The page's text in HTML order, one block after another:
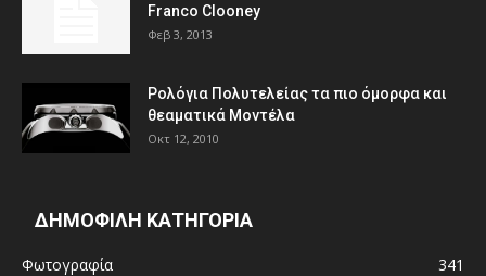
Franco Clooney
Φεβ 3, 2013
Ρολόγια Πολυτελείας τα πιο όμορφα και
θεαματικά Μοντέλα
Οκτ 12, 2010
ΔΗΜΟΦΙΛΗ ΚΑΤΗΓΟΡΙΑ
Φωτογραφία
341